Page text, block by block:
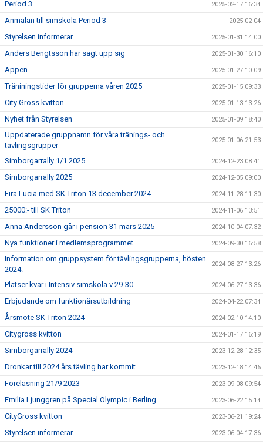
Period 3 2025-02-17 16:34
Anmälan till simskola Period 3 2025-02-04
Styrelsen informerar 2025-01-31 14:00
Anders Bengtsson har sagt upp sig 2025-01-30 16:10
Appen 2025-01-27 10:09
Träniningstider för grupperna våren 2025 2025-01-15 09:33
City Gross kvitton 2025-01-13 13:26
Nyhet från Styrelsen 2025-01-09 18:40
Uppdaterade gruppnamn för våra tränings- och
tävlingsgrupper
2025-01-06 21:53
Simborgarrally 1/1 2025 2024-12-23 08:41
Simborgarrally 2025 2024-12-05 09:00
Fira Lucia med SK Triton 13 december 2024 2024-11-28 11:30
25000:- till SK Triton 2024-11-06 13:51
Anna Andersson går i pension 31 mars 2025 2024-10-04 07:32
Nya funktioner i medlemsprogrammet 2024-09-30 16:58
Information om gruppsystem för tävlingsgrupperna, hösten
2024.
2024-08-27 13:26
Platser kvar i Intensiv simskola v 29-30 2024-06-27 13:36
Erbjudande om funktionärsutbildning 2024-04-22 07:34
Årsmöte SK Triton 2024 2024-02-10 14:10
Citygross kvitton 2024-01-17 16:19
Simborgarrally 2024 2023-12-28 12:35
Dronkar till 2024 års tävling har kommit 2023-12-18 14:46
Föreläsning 21/9 2023 2023-09-08 09:54
Emilia Ljunggren på Special Olympic i Berling 2023-06-22 15:14
CityGross kvitton 2023-06-21 19:24
Styrelsen informerar 2023-06-04 17:36